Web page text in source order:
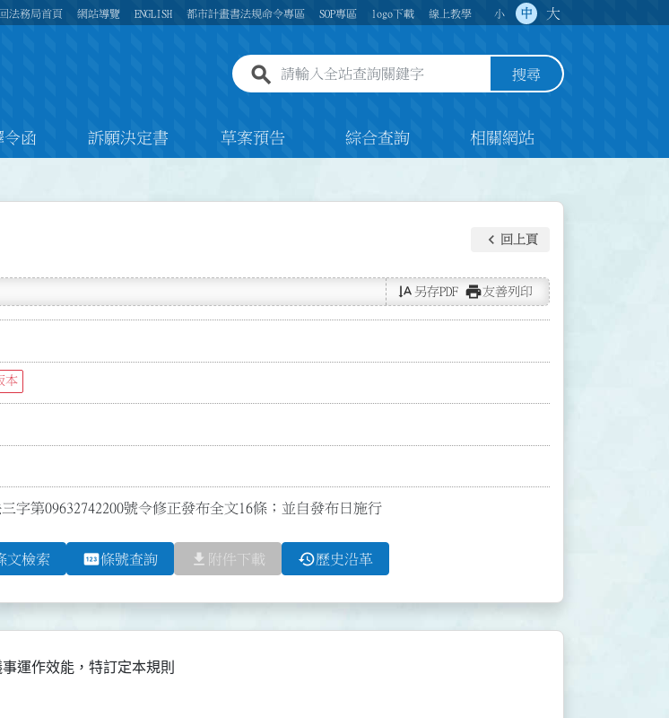
回法務局首頁 網站導覽 ENGLISH 都市計畫書法規命令專區 SOP專區 logo下載 線上教學 小 中 大
全站查詢關鍵字欄位 搜尋
令函 訴願決定書 草案預告 綜合查詢 相關網站
keyboard_arrow_left 回上頁
text_rotate_vertical 另存PDF print友善列印
本
字第09632742200號令修正發布全文16條；並自發布日施行
文檢索 pin條號查詢 file_download 附件下載 history歷史沿革
運作效能，特訂定本規則